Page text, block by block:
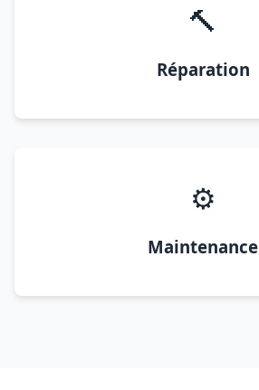
🔨
Réparation
⚙️
Maintenance